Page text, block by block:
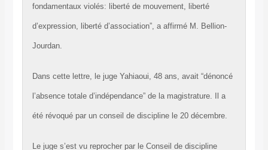
fondamentaux violés: liberté de mouvement, liberté
d’expression, liberté d’association”, a affirmé M. Bellion-
Jourdan.
Dans cette lettre, le juge Yahiaoui, 48 ans, avait “dénoncé
l’absence totale d’indépendance” de la magistrature. Il a
été révoqué par un conseil de discipline le 20 décembre.
Le juge s’est vu reprocher par le Conseil de discipline